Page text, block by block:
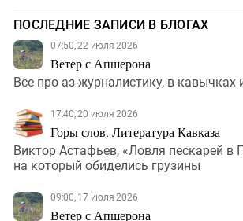
ПОСЛЕДНИЕ ЗАПИСИ В БЛОГАХ
07:50, 22 июля 2026
Ветер с Апшерона
Все про аз-журналистику, в кавычках
17:40, 20 июля 2026
Горы слов. Литература Кавказа
Виктор Астафьев, «Ловля пескарей в
на который обиделись грузины
09:00, 17 июля 2026
Ветер с Апшерона